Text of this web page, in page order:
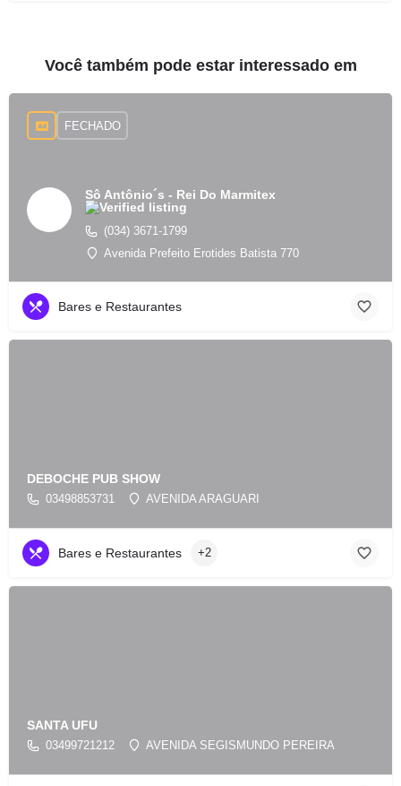
Você também pode estar interessado em
Sô Antônio´s - Rei Do Marmitex
(034) 3671-1799
Avenida Prefeito Erotides Batista 770
FECHADO
Bares e Restaurantes
DEBOCHE PUB SHOW
03498853731 AVENIDA ARAGUARI
Bares e Restaurantes +2
SANTA UFU
03499721212 AVENIDA SEGISMUNDO PEREIRA